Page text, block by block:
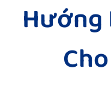
Hướng